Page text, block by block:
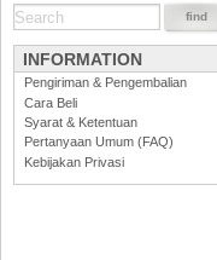
INFORMATION
Pengiriman & Pengembalian
Cara Beli
Syarat & Ketentuan
Pertanyaan Umum (FAQ)
Kebijakan Privasi